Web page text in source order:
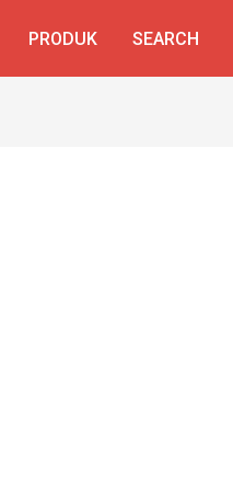
PRODUK SEARCH